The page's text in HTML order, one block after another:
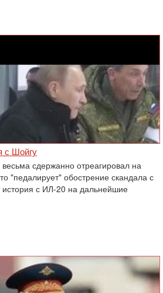
с Шойгу
сдержанно отреагировал на
"педалирует" обострение скандала с
с ИЛ-20 на дальнейшие